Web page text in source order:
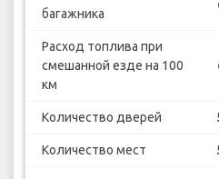
багажника
Расход топлива при
смешанной езде на 100
км
Количество дверей
Количество мест